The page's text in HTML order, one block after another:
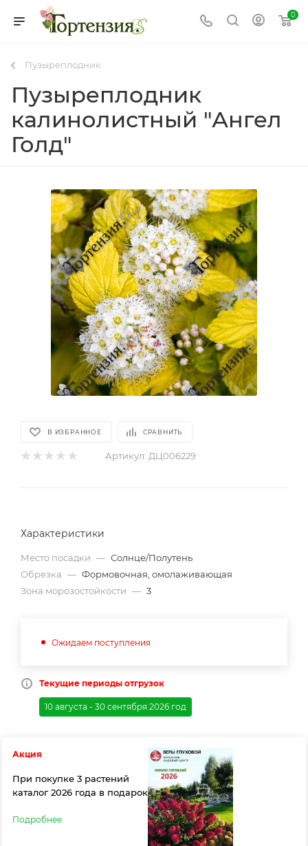
0
Пузыреплодник
Пузыреплодник
калинолистный "Ангел
Голд"
В ИЗБРАННОЕ СРАВНИТЬ
Артикул: ДЦ006229
Характеристики
Место посадки — Солнце/Полутень
Обрезка — Формовочная, омолаживающая
Зона морозостойкости — 3
Ожидаем поступления
Текущие периоды отгрузок
10 августа - 30 сентября 2026 год
Акция
При покупке 3 растений
каталог 2026 года в подарок
Подробнее